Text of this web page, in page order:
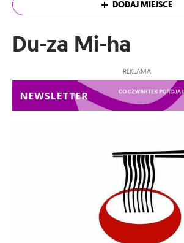
DODAJ MIEJSCE
Du-za Mi-ha
REKLAMA